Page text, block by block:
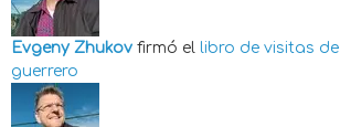
Evgeny Zhukov firmó el libro de visitas de
guerrero